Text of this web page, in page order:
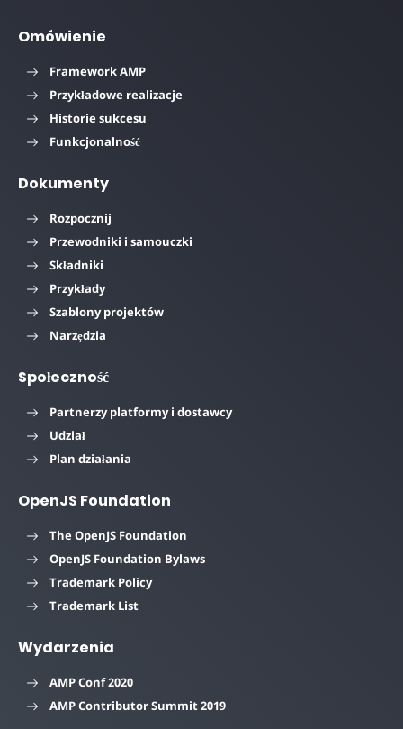
Omówienie
Framework AMP
Przykładowe realizacje
Historie sukcesu
Funkcjonalność
Dokumenty
Rozpocznij
Przewodniki i samouczki
Składniki
Przykłady
Szablony projektów
Narzędzia
Społeczność
Partnerzy platformy i dostawcy
Udział
Plan działania
OpenJS Foundation
The OpenJS Foundation
OpenJS Foundation Bylaws
Trademark Policy
Trademark List
Wydarzenia
AMP Conf 2020
AMP Contributor Summit 2019